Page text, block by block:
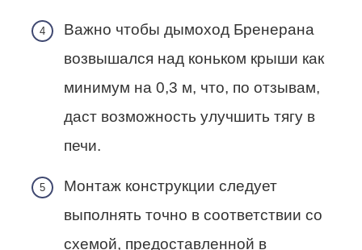
Важно чтобы дымоход Бренерана
возвышался над коньком крыши как
минимум на 0,3 м, что, по отзывам,
даст возможность улучшить тягу в
печи.
Монтаж конструкции следует
выполнять точно в соответствии со
схемой, предоставленной в